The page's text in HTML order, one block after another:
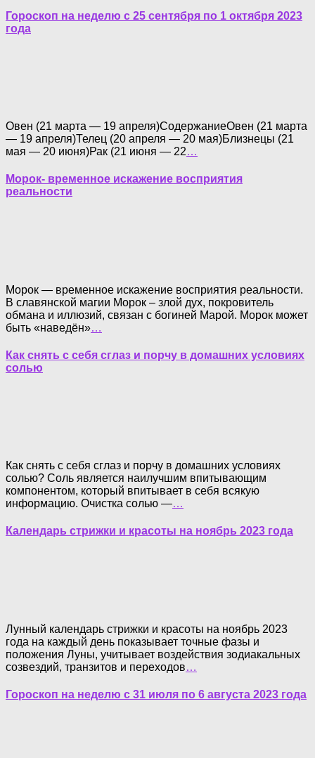
Гороскоп на неделю с 25 сентября по 1 октября 2023
года
Овен (21 марта — 19 апреля)СодержаниеОвен (21 марта
— 19 апреля)Телец (20 апреля — 20 мая)Близнецы (21
мая — 20 июня)Рак (21 июня — 22…
Морок- временное искажение восприятия
реальности
Морок — временное искажение восприятия реальности.
В славянской магии Морок – злой дух, покровитель
обмана и иллюзий, связан с богиней Марой. Морок может
быть «наведён»…
Как снять с себя сглаз и порчу в домашних условиях
солью
Как снять с себя сглаз и порчу в домашних условиях
солью? Соль является наилучшим впитывающим
компонентом, который впитывает в себя всякую
информацию. Очистка солью —…
Календарь стрижки и красоты на ноябрь 2023 года
Лунный календарь стрижки и красоты на ноябрь 2023
года на каждый день показывает точные фазы и
положения Луны, учитывает воздействия зодиакальных
созвездий, транзитов и переходов…
Гороскоп на неделю с 31 июля по 6 августа 2023 года